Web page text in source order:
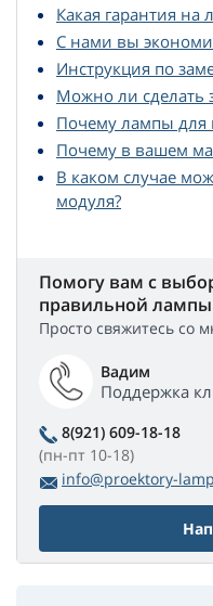
Какая гарантия на
С нами вы
Инструкция по
Можно ли сделать
Почему лампы для
Почему в вашем
В каком случае
модуля?
Помогу вам с
правильной лампы
Просто свяжитесь со
Вадим
Поддержка
8(921) 609-18-18
(пн-пт 10-18)
info@proektory-